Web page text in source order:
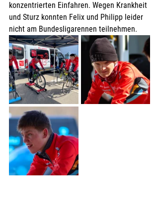
konzentrierten Einfahren. Wegen Krankheit
und Sturz konnten Felix und Philipp leider
nicht am Bundesligarennen teilnehmen.